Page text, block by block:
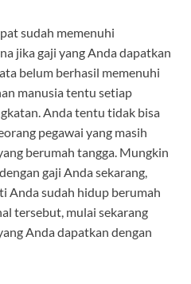
sudah memenuhi
jika gaji yang Anda dapatkan
belum berhasil memenuhi
manusia tentu setiap
Anda tentu tidak bisa
pegawai yang masih
berumah tangga. Mungkin
gaji Anda sekarang,
Anda sudah hidup berumah
tersebut, mulai sekarang
Anda dapatkan dengan